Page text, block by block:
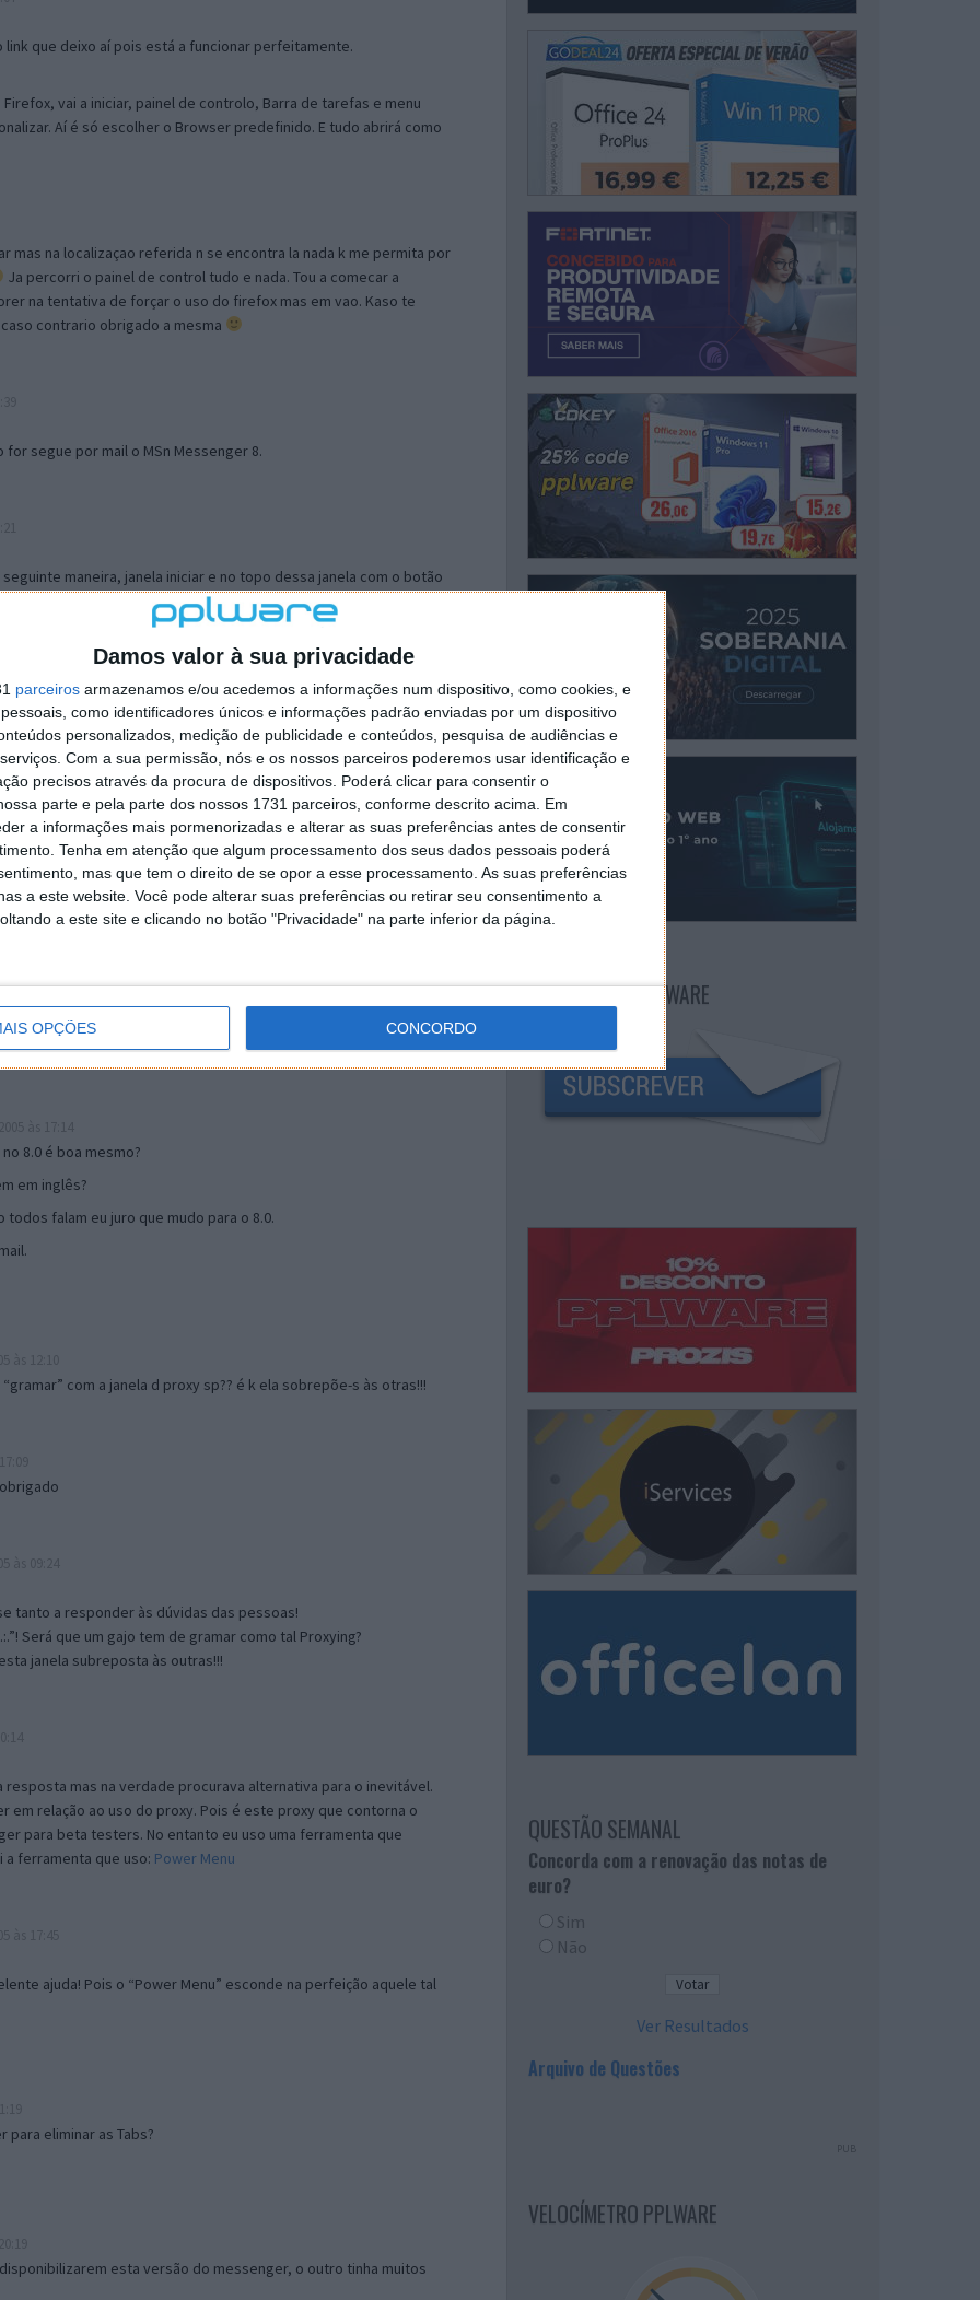
Damos valor à sua privacidade
parceiros armazenamos e/ou acedemos a informações num dispositivo, como cookies, e
como identificadores únicos e informações padrão enviadas por um dispositivo
personalizados, medição de publicidade e conteúdos, pesquisa de audiências e
Com a sua permissão, nós e os nossos parceiros poderemos usar identificação e
precisos através da procura de dispositivos. Poderá clicar para consentir o
parte e pela parte dos nossos 1731 parceiros, conforme descrito acima. Em
a informações mais pormenorizadas e alterar as suas preferências antes de consentir
Tenha em atenção que algum processamento dos seus dados pessoais poderá
mas que tem o direito de se opor a esse processamento. As suas preferências
a este website. Você pode alterar suas preferências ou retirar seu consentimento a
a este site e clicando no botão "Privacidade" na parte inferior da página.
OPÇÕES CONCORDO
que deixo aí pois está a funcionar perfeitamente.
vai a iniciar, painel de controlo, Barra de tarefas e menu
Aí é só escolher o Browser predefinido. E tudo abrirá como
mas na localizaçao referida n se encontra la nada k me permita por
Ja percorri o painel de control tudo e nada. Tou a comecar a
na tentativa de forçar o uso do firefox mas em vao. Kaso te
contrario obrigado a mesma
for segue por mail o MSn Messenger 8.
maneira, janela iniciar e no topo dessa janela com o botão
separador Menu ‘Iniciar’ clica no botão ‘Personalizar’ aí
escolheres o Browser com que queres navegar e o gestor de
ao teu Firefox e nas ferramentas ou tools escolhes ‘Opções’ ou
e logo perto do fim encontras um local para colocares um visto
é o browser predefinido.
mail algum.
17:00
8.0 é boa mesmo?
em inglês?
falam eu juro que mudo para o 8.0.
com a janela d proxy sp?? é k ela sobrepõe-s às otras!!!
tanto a responder às dúvidas das pessoas!
Será que um gajo tem de gramar como tal Proxying?
janela subreposta às outras!!!
mas na verdade procurava alternativa para o inevitável.
em relação ao uso do proxy. Pois é este proxy que contorna o
para beta testers. No entanto eu uso uma ferramenta que
ferramenta que uso: Power Menu
ajuda! Pois o “Power Menu” esconde na perfeição aquele tal
para eliminar as Tabs?
esta versão do messenger, o outro tinha muitos
NEWSLETTER PPLWARE
QUESTÃO SEMANAL
Concorda com a renovação das notas de
euro?
Sim
Não
Ver Resultados
Arquivo de Questões
PUB
VELOCÍMETRO PPLWARE